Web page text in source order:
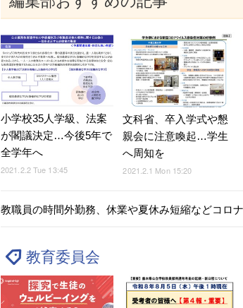
小学校35人学級、法案
が閣議決定…今後5年で
全学年へ
2021.2.2 Tue 13:45
文科省、卒入学式や懇
親会に注意喚起…学生
へ周知を
2021.2.1 Mon 15:20
教職員の時間外勤務、休業や夏休み短縮などコロ
教育委員会